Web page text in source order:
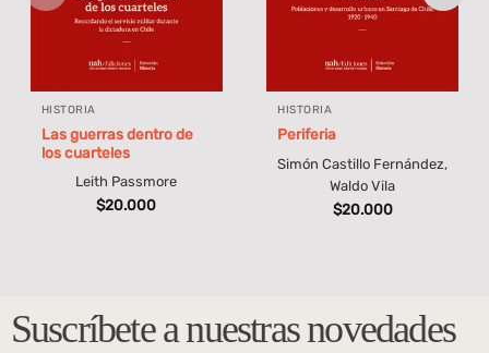
HISTORIA
Las guerras dentro de
los cuarteles
Leith Passmore
$20.000
HISTORIA
Periferia
Simón Castillo Fernández,
Waldo Vila
$20.000
Suscríbete a nuestras novedades